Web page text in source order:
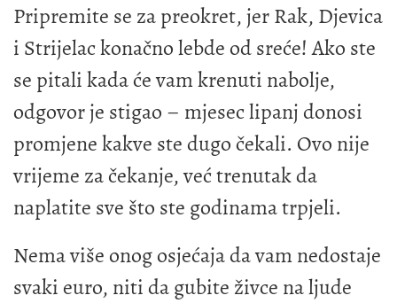
Pripremite se za preokret, jer Rak, Djevica
i Strijelac konačno lebde od sreće! Ako ste
se pitali kada će vam krenuti nabolje,
odgovor je stigao – mjesec lipanj donosi
promjene kakve ste dugo čekali. Ovo nije
vrijeme za čekanje, već trenutak da
naplatite sve što ste godinama trpjeli.
Nema više onog osjećaja da vam nedostaje
svaki euro, niti da gubite živce na ljude